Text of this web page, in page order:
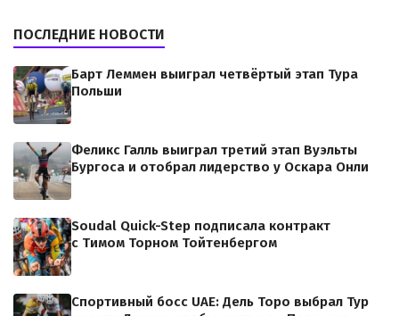
ПОСЛЕДНИЕ НОВОСТИ
Барт Леммен выиграл четвёртый этап Тура
Польши
Феликс Галль выиграл третий этап Вуэльты
Бургоса и отобрал лидерство у Оскара Онли
Soudal Quick-Step подписала контракт
с Тимом Торном Тойтенбергом
Спортивный босс UAE: Дель Торо выбрал Тур